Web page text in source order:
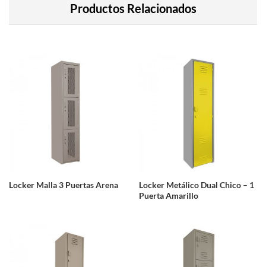
Productos Relacionados
Locker Malla 3 Puertas Arena
Locker Metálico Dual Chico – 1
Puerta Amarillo